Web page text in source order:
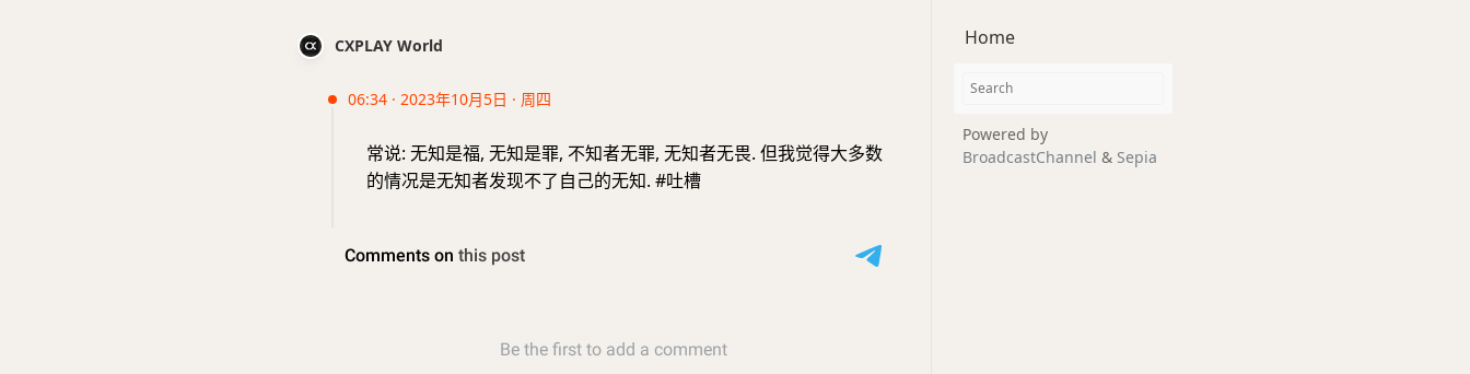
CXPLAY World
06:34 · 2023年10月5日 · 周四
常说: 无知是福, 无知是罪, 不知者无罪, 无知者无畏. 但我觉得大多数
的情况是无知者发现不了自己的无知. #吐槽
Home
Powered by
BroadcastChannel & Sepia